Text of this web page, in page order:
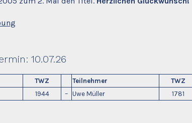
10.07.26
TWZ Teilnehmer TWZ
1944 – Uwe Müller 1781